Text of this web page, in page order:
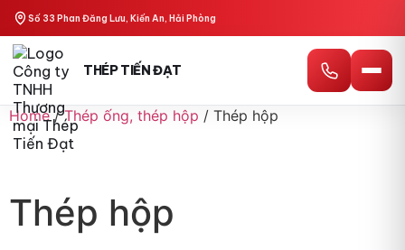
Số 33 Phan Đăng Lưu, Kiến An, Hải Phòng
THÉP TIẾN ĐẠT
Home/Thép ống, thép hộp / Thép hộp
Thép hộp